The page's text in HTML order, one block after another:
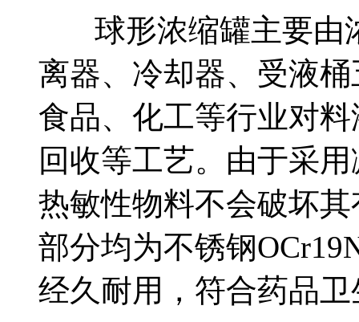
球形浓缩罐主要由
离器、冷却器、受液
食品、化工等行业对
回收等工艺。由于采
热敏性物料不会破坏
部分均为不锈钢
经久耐用，符合药品